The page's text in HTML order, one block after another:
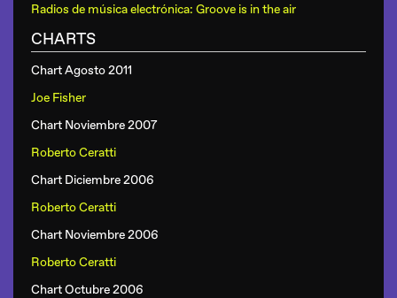
Radios de música electrónica: Groove is in the air
CHARTS
Chart Agosto 2011
Joe Fisher
Chart Noviembre 2007
Roberto Ceratti
Chart Diciembre 2006
Roberto Ceratti
Chart Noviembre 2006
Roberto Ceratti
Chart Octubre 2006